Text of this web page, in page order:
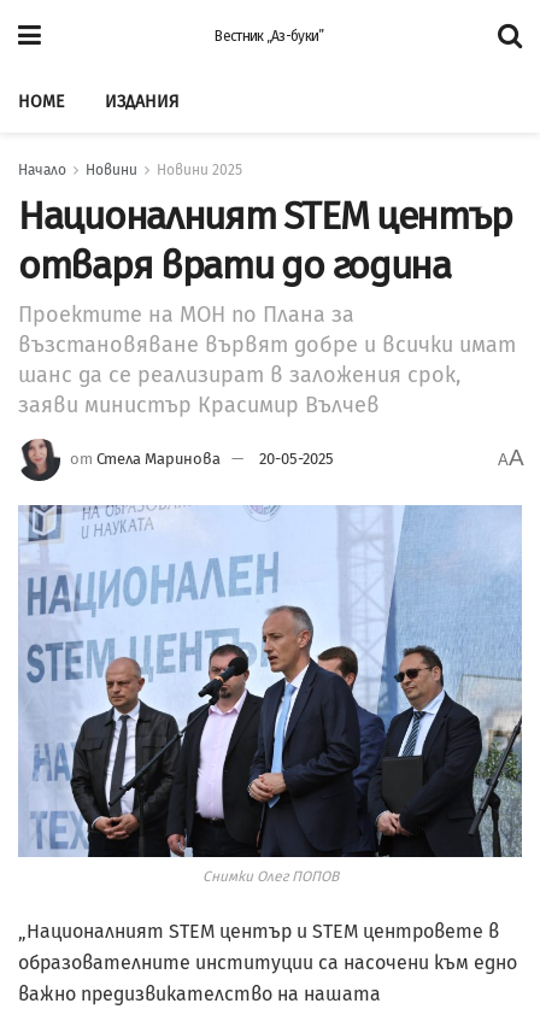
Вестник „Аз-буки”
HOME ИЗДАНИЯ
Начало Новини Новини 2025
Националният STEM център
отваря врати до година
Проектите на МОН по Плана за
възстановяване вървят добре и всички имат
шанс да се реализират в заложения срок,
заяви министър Красимир Вълчев
от Стела Маринова 20-05-2025 AA
Снимки Олег ПОПОВ
„Националният STEM център и STEM центровете в
образователните институции са насочени към едно
важно предизвикателство на нашата